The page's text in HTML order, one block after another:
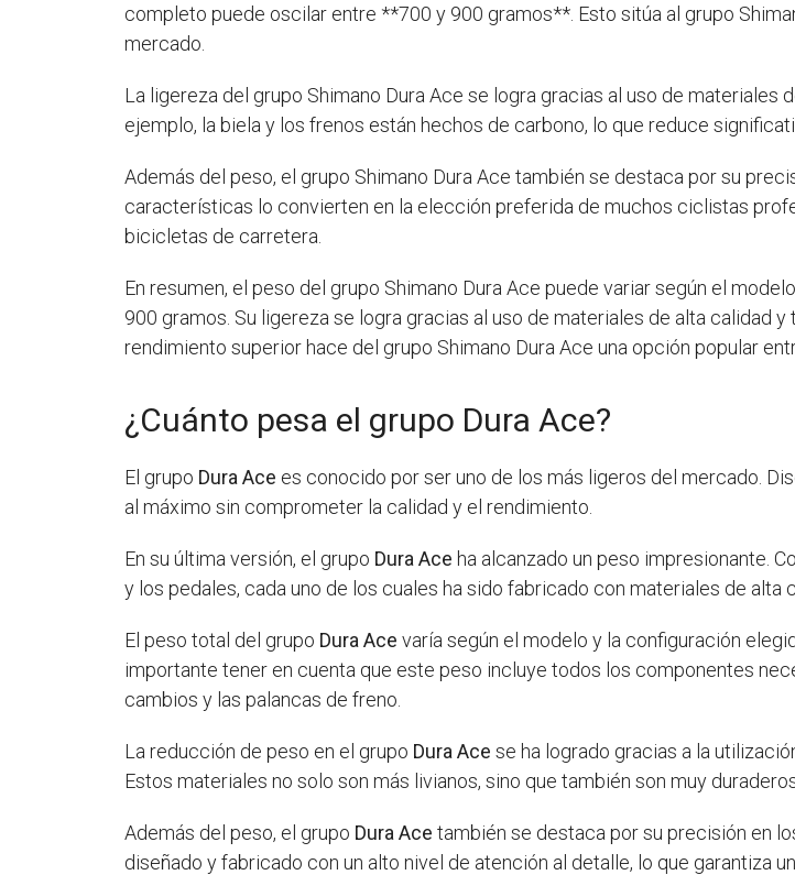
completo puede oscilar entre **700 y 900 gramos**. Esto sitúa al grupo
mercado.
La ligereza del grupo Shimano Dura Ace se logra gracias al uso de
ejemplo, la biela y los frenos están hechos de carbono, lo que reduce
Además del peso, el grupo Shimano Dura Ace también se destaca por su
características lo convierten en la elección preferida de muchos ciclistas
bicicletas de carretera.
En resumen, el peso del grupo Shimano Dura Ace puede variar según el
900 gramos. Su ligereza se logra gracias al uso de materiales de alta calidad
rendimiento superior hace del grupo Shimano Dura Ace una opción popular
¿Cuánto pesa el grupo Dura Ace?
El grupo Dura Ace es conocido por ser uno de los más ligeros del mercado.
al máximo sin comprometer la calidad y el rendimiento.
En su última versión, el grupo Dura Ace ha alcanzado un peso impresionante.
y los pedales, cada uno de los cuales ha sido fabricado con materiales de alta
El peso total del grupo Dura Ace varía según el modelo y la configuración
importante tener en cuenta que este peso incluye todos los componentes
cambios y las palancas de freno.
La reducción de peso en el grupo Dura Ace se ha logrado gracias a la
Estos materiales no solo son más livianos, sino que también son muy
Además del peso, el grupo Dura Ace también se destaca por su precisión en
diseñado y fabricado con un alto nivel de atención al detalle, lo que garantiza